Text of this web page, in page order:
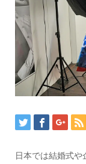
日本では結婚式